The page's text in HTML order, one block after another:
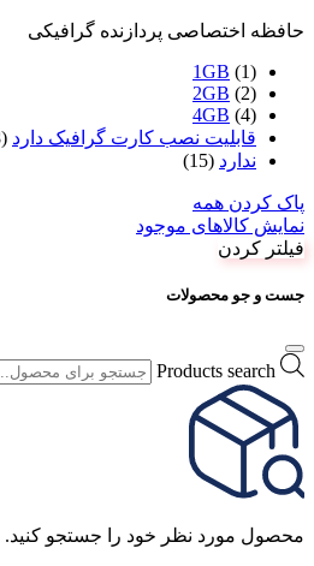
حافظه اختصاصی پردازنده گرافیکی
1GB (1)
2GB (2)
4GB (4)
قابلیت نصب کارت گرافیک دارد (8)
ندارد (15)
پاک کردن همه
نمایش کالاهای موجود
فیلتر کردن
جست و جو محصولات
Products search
محصول مورد نظر خود را جستجو کنید.